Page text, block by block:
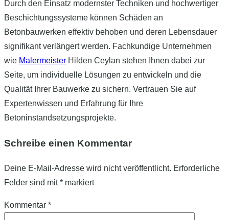
Durch den Einsatz modernster Techniken und hochwertiger
Beschichtungssysteme können Schäden an
Betonbauwerken effektiv behoben und deren Lebensdauer
signifikant verlängert werden. Fachkundige Unternehmen
wie Malermeister Hilden Ceylan stehen Ihnen dabei zur
Seite, um individuelle Lösungen zu entwickeln und die
Qualität Ihrer Bauwerke zu sichern. Vertrauen Sie auf
Expertenwissen und Erfahrung für Ihre
Betoninstandsetzungsprojekte.
Schreibe einen Kommentar
Deine E-Mail-Adresse wird nicht veröffentlicht. Erforderliche
Felder sind mit* markiert
Kommentar *